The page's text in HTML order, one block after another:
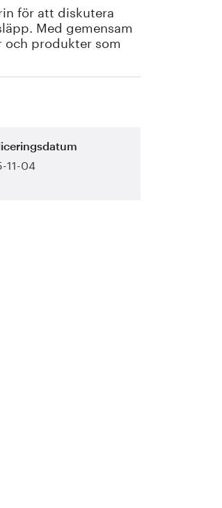
för att diskutera
Med gemensam
och produkter som
11-04